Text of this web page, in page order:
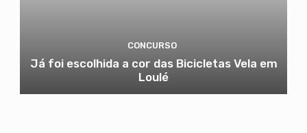
CONCURSO
Já foi escolhida a cor das Bicicletas Vela em
Loulé